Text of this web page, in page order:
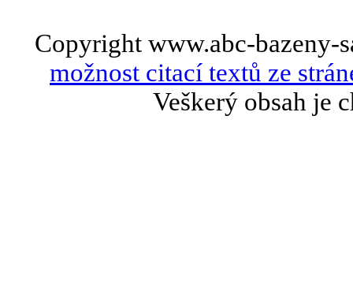
Copyright www.abc-bazeny-
možnost citací textů ze
Veškerý obsah je